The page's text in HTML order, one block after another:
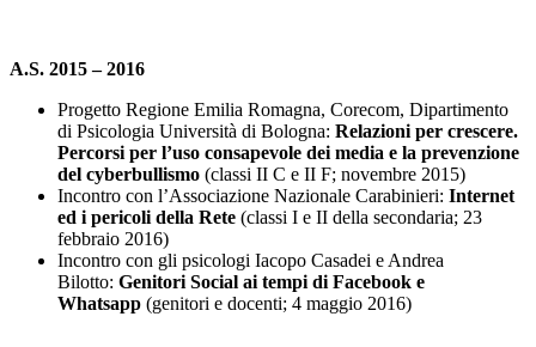
A.S. 2015 – 2016
Progetto Regione Emilia Romagna, Corecom, Dipartimento
di Psicologia Università di Bologna: Relazioni per crescere.
Percorsi per l’uso consapevole dei media e la prevenzione
del cyberbullismo (classi II C e II F; novembre 2015)
Incontro con l’Associazione Nazionale Carabinieri: Internet
ed i pericoli della Rete (classi I e II della secondaria; 23
febbraio 2016)
Incontro con gli psicologi Iacopo Casadei e Andrea
Bilotto: Genitori Social ai tempi di Facebook e
Whatsapp (genitori e docenti; 4 maggio 2016)